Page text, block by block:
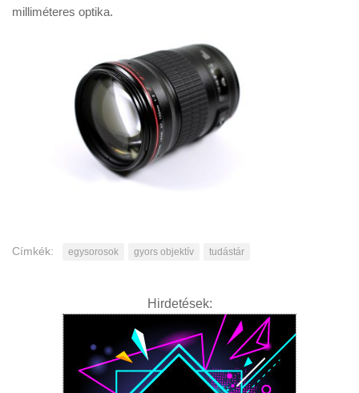
E-BB
milliméteres optika.
Címkék: egysorosok gyors objektív tudástár
Hirdetések: